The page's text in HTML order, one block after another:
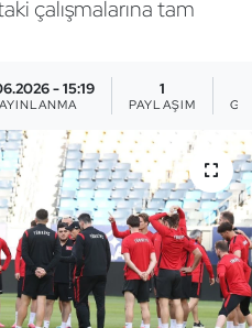
çalışmalarına tam
- 15:19 1
PAYLAŞIM